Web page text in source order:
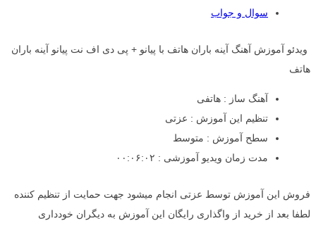
سوال و جواب
ویدئو آموزش آهنگ آینه باران هاتف با پیانو + پی دی اف نت پیانو آینه باران
هاتف
آهنگ ساز : هاتفی
تنظیم این آموزش : عزتی
سطح آموزش : متوسط
مدت زمان ویدیو آموزشی : ۰۰:۰۶:۰۲
فروش این آموزش توسط عزتی انجام میشود جهت حمایت از تنظیم کننده
لطفا بعد از خرید از واگذاری رایگان این آموزش به دیگران خودداری